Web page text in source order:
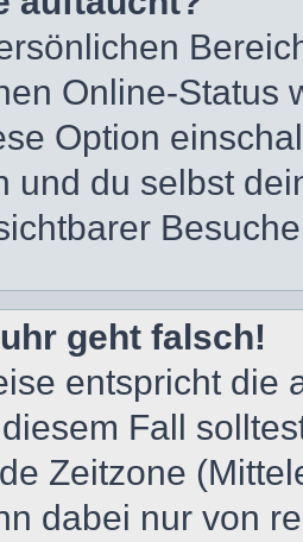
Online-Status
Option
und du selbst
geht falsch!
entspricht die
Fall
Zeitzone
dabei nur von